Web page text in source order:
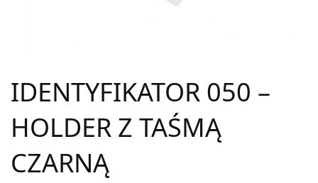
IDENTYFIKATOR 050 –
HOLDER Z TAŚMĄ
CZARNĄ